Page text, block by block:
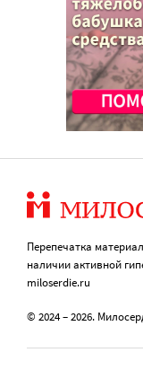
Перепечатка
наличии активной
miloserdie.ru
© 2024 – 2026.